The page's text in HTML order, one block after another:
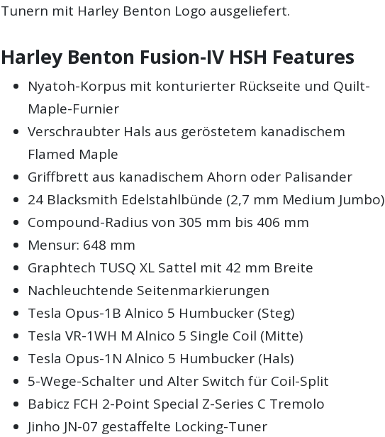
Tunern mit Harley Benton Logo ausgeliefert.
Harley Benton Fusion-IV HSH Features
Nyatoh-Korpus mit konturierter Rückseite und Quilt-
Maple-Furnier
Verschraubter Hals aus geröstetem kanadischem
Flamed Maple
Griffbrett aus kanadischem Ahorn oder Palisander
24 Blacksmith Edelstahlbünde (2,7 mm Medium Jumbo)
Compound-Radius von 305 mm bis 406 mm
Mensur: 648 mm
Graphtech TUSQ XL Sattel mit 42 mm Breite
Nachleuchtende Seitenmarkierungen
Tesla Opus-1B Alnico 5 Humbucker (Steg)
Tesla VR-1WH M Alnico 5 Single Coil (Mitte)
Tesla Opus-1N Alnico 5 Humbucker (Hals)
5-Wege-Schalter und Alter Switch für Coil-Split
Babicz FCH 2-Point Special Z-Series C Tremolo
Jinho JN-07 gestaffelte Locking-Tuner